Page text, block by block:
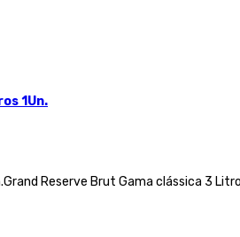
1Un.
Reserve Brut Gama clássica 3